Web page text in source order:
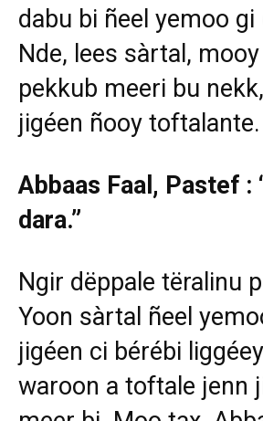
dabu bi ñeel yemoo gi
Nde, lees sàrtal,
pekkub meeri bu
jigéen ñooy toftalante.
Abbaas Faal, Pastef :
dara.”
Ngir dëppale tëralinu
Yoon sàrtal ñeel
jigéen ci bérébi
waroon a toftale jenn